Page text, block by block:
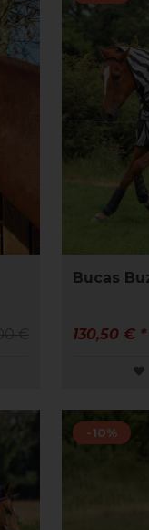
Bucas
130,50 € *
-10%